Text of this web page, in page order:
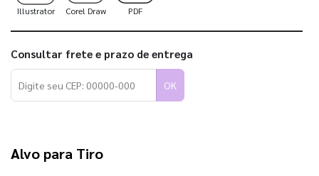
Illustrator Corel Draw PDF
Consultar frete e prazo de entrega
OK
Alvo para Tiro